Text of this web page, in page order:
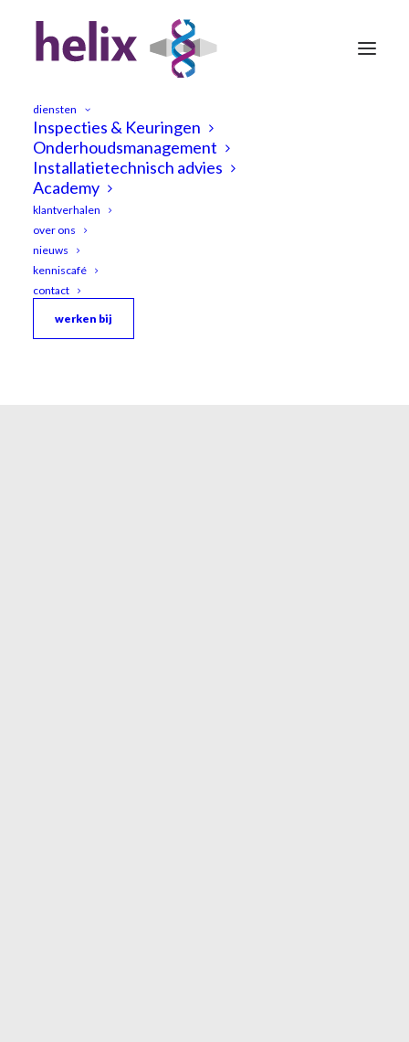
diensten
Inspecties & Keuringen
Onderhoudsmanagement
Installatietechnisch advies
Academy
klantverhalen
over ons
nieuws
kenniscafé
contact
werken bij